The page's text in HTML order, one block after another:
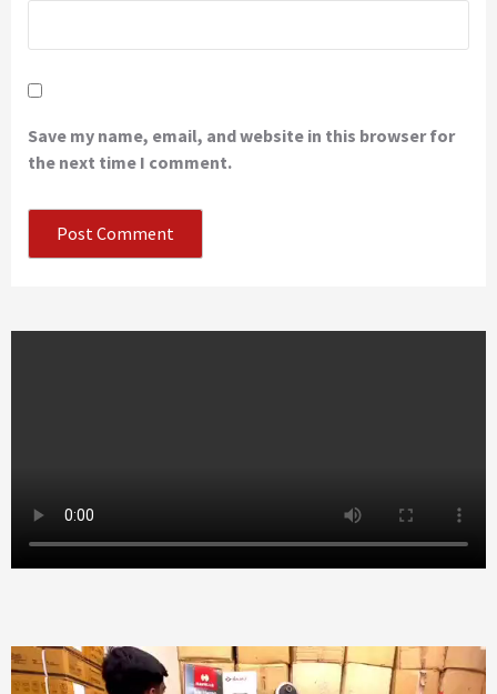
Save my name, email, and website in this browser for
the next time I comment.
Video
Player